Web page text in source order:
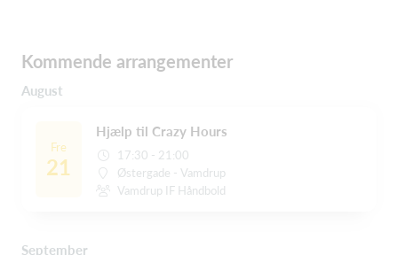
Kommende arrangementer
August
Fre
21
Hjælp til Crazy Hours
17:30 - 21:00
Østergade - Vamdrup
Vamdrup IF Håndbold
September